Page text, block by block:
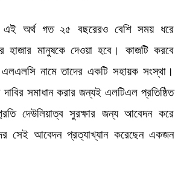
এই অর্থ গত ২৫ বছরেরও বেশি সময় ধরে
হাজার মানুষকে দেওয়া হবে। কাজটি করবে
এলএলসি নামে তাদের একটি সহায়ক সংস্থা।
সমাধান করার জন্যই এলটিএল প্রতিষ্ঠিত
দেউলিয়াত্ব সুরক্ষার জন্য আবেদন করে
সেই আবেদন প্রত্যাখ্যান করেছেন একজন